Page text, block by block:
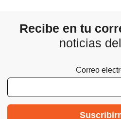
Recibe en tu
noticias
Correo